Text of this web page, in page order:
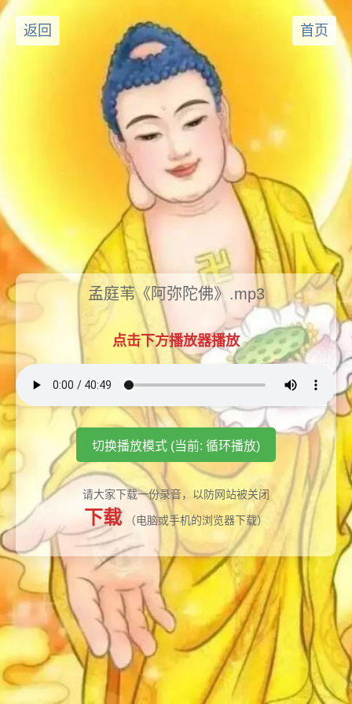
返回 首页
孟庭苇《阿弥陀佛》.mp3
点击下方播放器播放
切换播放模式 (当前: 循环播放)
请大家下载一份录音，以防网站被关闭
下载 （电脑或手机的浏览器下载）